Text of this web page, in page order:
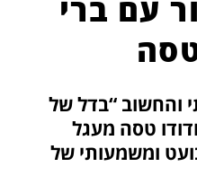
עם ברי
והחשוב “בדל של
טסה מעגל
ומשמעותי של